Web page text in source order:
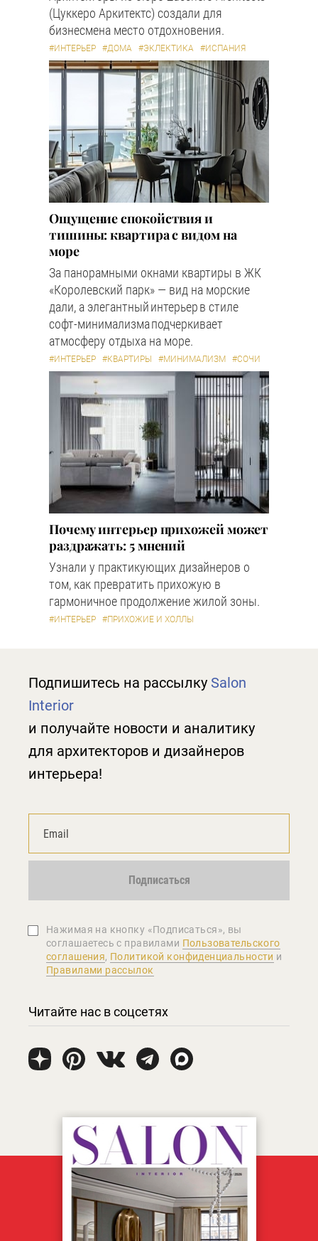
(Цуккеро Аркитектс) создали для
бизнесмена место отдохновения.
#ИНТЕРЬЕР #ДОМА #ЭКЛЕКТИКА #ИСПАНИЯ
Ощущение спокойствия и
тишины: квартира с видом на
море
За панорамными окнами квартиры в ЖК
«Королевский парк» — вид на морские
дали, а элегантный интерьер в стиле
софт-минимализма подчеркивает
атмосферу отдыха на море.
#ИНТЕРЬЕР #КВАРТИРЫ #МИНИМАЛИЗМ #СОЧИ
Почему интерьер прихожей может
раздражать: 5 мнений
Узнали у практикующих дизайнеров о
том, как превратить прихожую в
гармоничное продолжение жилой зоны.
#ИНТЕРЬЕР #ПРИХОЖИЕ И ХОЛЛЫ
Подпишитесь на рассылку Salon
Interior
и получайте новости и аналитику
для архитекторов и дизайнеров
интерьера!
Подписаться
Нажимая на кнопку «Подписаться», вы
соглашаетеcь с правилами Пользовательского
соглашения, Политикой конфиденциальности и
Правилами рассылок
Читайте нас в соцсетях